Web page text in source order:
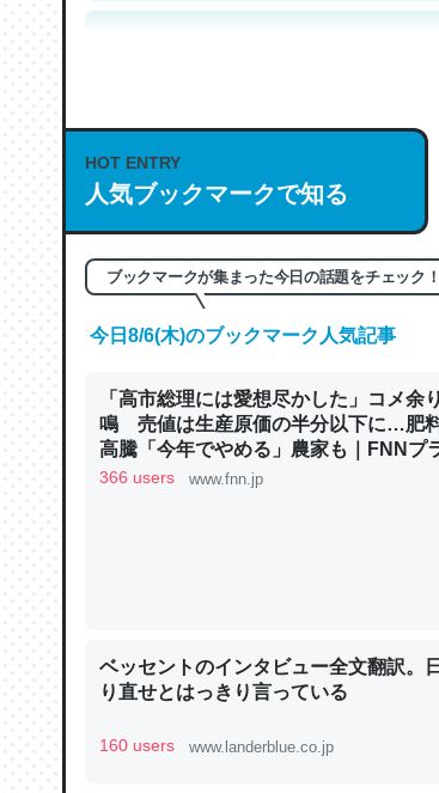
これは良記事。32768トークンだと英語小
の伏線」は回収されないけど、短期記憶
やすく強くなりそう
昆虫ってカルシウム少ないのか。知らん
─ニュース :: 【研究発表】昆虫学の大問題＝「昆
論文では「淡水はカルシウムも酸素も不
は」とあって面白い。海にいる鋏角類（
HOT ENTRY
人気ブックマークで知る
ブックマークが集まった今日の話題をチェック！
今日8/6(木)のブックマーク人気記事
「高市総理には愛想尽かした」コメ余
鳴 売値は生産原価の半分以下に…肥
高騰「今年でやめる」農家も｜FNNプ
ン
366 users www.fnn.jp
ベッセントのインタビュー全文翻訳。
り直せとはっきり言っている
160 users www.landerblue.co.jp